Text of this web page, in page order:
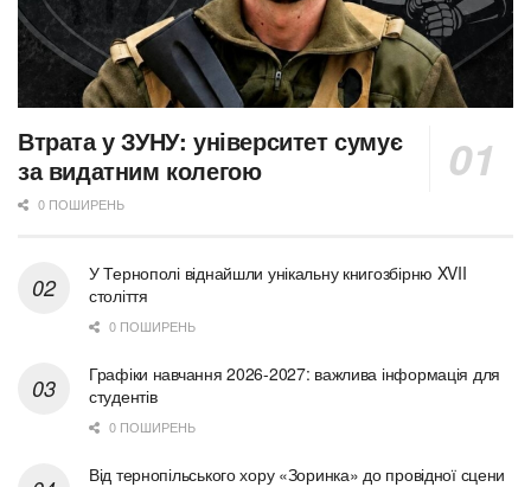
Втрата у ЗУНУ: університет сумує
за видатним колегою
0 ПОШИРЕНЬ
У Тернополі віднайшли унікальну книгозбірню XVII
століття
0 ПОШИРЕНЬ
Графіки навчання 2026-2027: важлива інформація для
студентів
0 ПОШИРЕНЬ
Від тернопільського хору «Зоринка» до провідної сцени